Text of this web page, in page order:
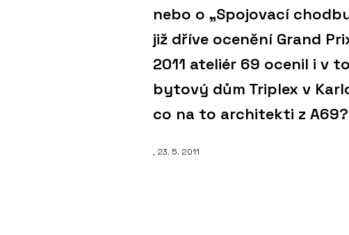
nebo o „Spojovací
již dříve ocenění Grand
2011 ateliér 69 ocenil i v
bytový dům Triplex v
co na to architekti z A69?
, 23. 5. 2011